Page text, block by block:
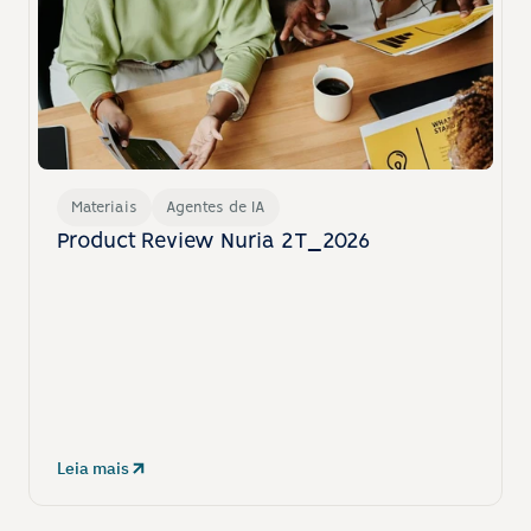
Materiais Agentes de IA
Product Review Nuria 2T_2026
Leia mais